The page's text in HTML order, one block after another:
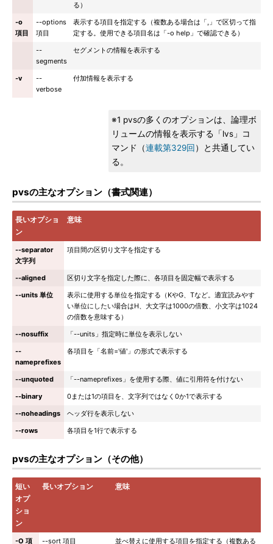
る）
-o
項目
--options
項目
表示する項目を指定する（複数ある場合は「,」で区切って指
定する。使用できる項目名は「-o help」で確認できる）
--
segments
セグメントの情報を表示する
-v
--
verbose
付加情報を表示する
※1 pvsの多くのオプションは、論理ボ
リュームの情報を表示する「lvs」コ
マンド（連載第329回 ）と共通してい
る。
pvsの主なオプション（書式関連）
長いオプショ
ン
意味
--separator
文字列
項目間の区切り文字を指定する
--aligned
区切り文字を指定した際に、各項目を固定幅で表示する
--units 単位
表示に使用する単位を指定する（KやG、Tなど。適宜読みやす
い単位にしたい場合はH、大文字は1000の倍数、小文字は1024
の倍数を意味する）
--nosuffix
「--units」指定時に単位を表示しない
--
nameprefixes
各項目を「名前='値'」の形式で表示する
--unquoted
「--nameprefixes」を使用する際、値に引用符を付けない
--binary
0または1の項目を、文字列ではなく0か1で表示する
--noheadings
ヘッダ行を表示しない
--rows
各項目を1行で表示する
pvsの主なオプション（その他）
短い
オプ
ショ
ン
長いオプション 意味
-O 項 --sort 項目 並べ替えに使用する項目を指定する（複数ある